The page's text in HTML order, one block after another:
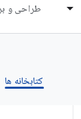
طراحی و
کتابخانه ها